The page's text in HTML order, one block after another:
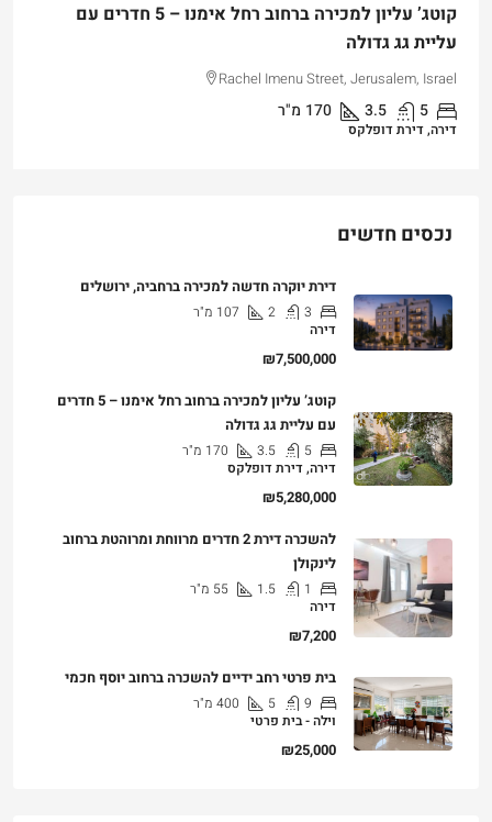
קוטג’ עליון למכירה ברחוב רחל אימנו – 5 חדרים עם
עליית גג גדולה
Rachel Imenu Street, Jerusalem, Israel
5
3.5
170 מ"ר
דירה, דירת דופלקס
נכסים חדשים
דירת יוקרה חדשה למכירה ברחביה, ירושלים
3
2
107 מ"ר
דירה
₪7,500,000
קוטג’ עליון למכירה ברחוב רחל אימנו – 5 חדרים
עם עליית גג גדולה
5
3.5
170 מ"ר
דירה, דירת דופלקס
₪5,280,000
להשכרה דירת 2 חדרים מרווחת ומרוהטת ברחוב
לינקולן
1
1.5
55 מ"ר
דירה
₪7,200
בית פרטי רחב ידיים להשכרה ברחוב יוסף חכמי
9
5
400 מ"ר
וילה - בית פרטי
₪25,000